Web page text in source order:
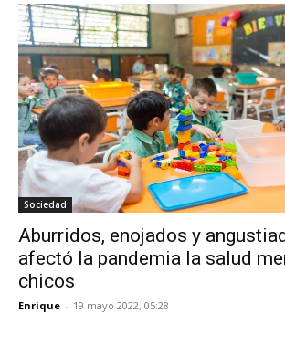
Sociedad
Aburridos, enojados y
afectó la pandemia la salud
chicos
Enrique - 19 mayo 2022, 05:28